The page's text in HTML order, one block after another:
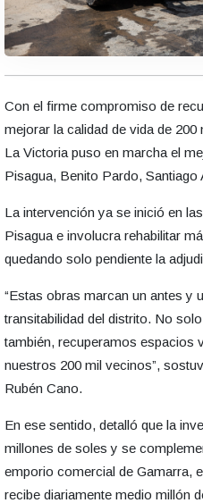
Con el firme compromiso de
mejorar la calidad de vida de
La Victoria puso en marcha el
Pisagua, Benito Pardo,
La intervención ya se inició en
Pisagua e involucra rehabilitar
quedando solo pendiente la
“Estas obras marcan un antes y
transitabilidad del distrito. No
también, recuperamos espacios
nuestros 200 mil vecinos”,
Rubén Cano.
En ese sentido, detalló que la
millones de soles y se
emporio comercial de Gamarra,
recibe diariamente medio millón